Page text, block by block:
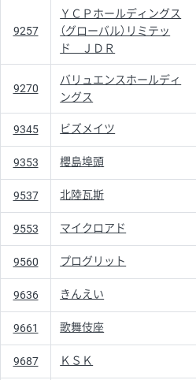
9257
ＹＣＰホールディングス
（グローバル）リミテッ
ド ＪＤＲ
9270
バリュエンスホールディ
ングス
9345 ビズメイツ
9353 櫻島埠頭
9537 北陸瓦斯
9553 マイクロアド
9560 プログリット
9636 きんえい
9661 歌舞伎座
9687 ＫＳＫ